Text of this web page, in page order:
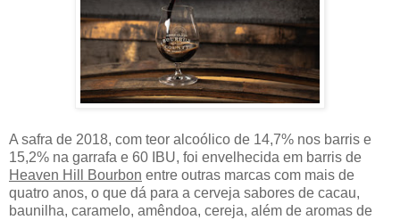
A safra de 2018, com teor alcoólico de 14,7% nos barris e
15,2% na garrafa e 60 IBU, foi envelhecida em barris de
Heaven Hill Bourbon entre outras marcas com mais de
quatro anos, o que dá para a cerveja sabores de cacau,
baunilha, caramelo, amêndoa, cereja, além de aromas de